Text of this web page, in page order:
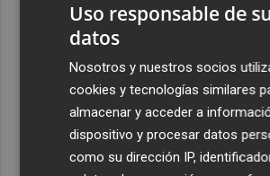
Uso responsable de
datos
Nosotros y nuestros socios
cookies y tecnologías similares
almacenar y acceder a
dispositivo y procesar datos
como su dirección IP,